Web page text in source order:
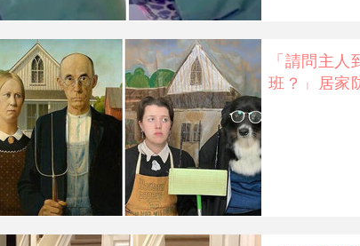
「請問主
班？」居家